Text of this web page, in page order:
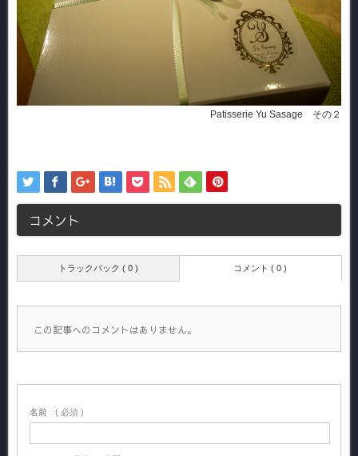
Patisserie Yu Sasage その２
コメント
トラックバック ( 0 ) コメント ( 0 )
この記事へのコメントはありません。
名前 ( 必須 )